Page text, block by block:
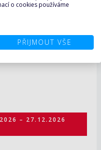
– 27.12.2026
o cookies používáme
PŘIJMOUT VŠE